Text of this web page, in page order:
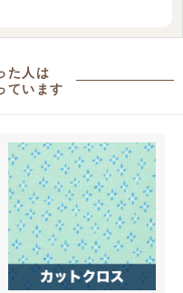
た人は
ています